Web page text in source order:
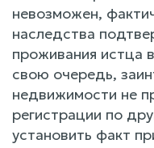
невозможен,
наследства
проживания истца
свою очередь,
недвижимости не
регистрации по
установить факт